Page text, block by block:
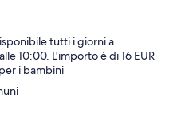
tutti i giorni a
10:00. L'importo è di 16 EUR
i bambini